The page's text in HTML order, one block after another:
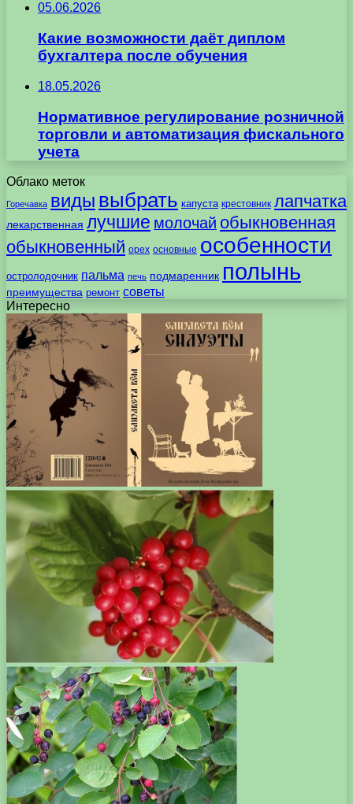
05.06.2026
Какие возможности даёт диплом
бухгалтера после обучения
18.05.2026
Нормативное регулирование розничной
торговли и автоматизация фискального
учета
Облако меток
Горечавка виды выбрать капуста крестовник лапчатка
лекарственная лучшие молочай обыкновенная
обыкновенный орех основные особенности
остролодочник пальма печь подмаренник полынь
преимущества ремонт советы
Интересно